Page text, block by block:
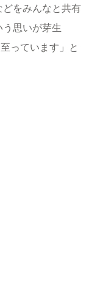
をみんなと共有
思いが芽生
っています」と